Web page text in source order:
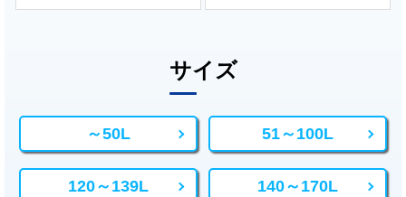
サイズ
～50L 51～100L
120～139L 140～170L